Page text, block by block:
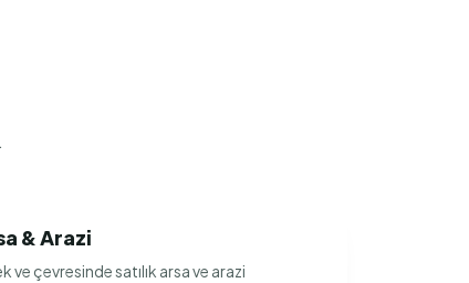
& Arazi
ve çevresinde satılık arsa ve arazi